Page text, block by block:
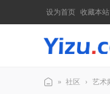
设为首页 收藏本站
» 社区 › 艺术